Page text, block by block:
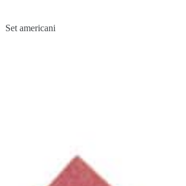
Set americani